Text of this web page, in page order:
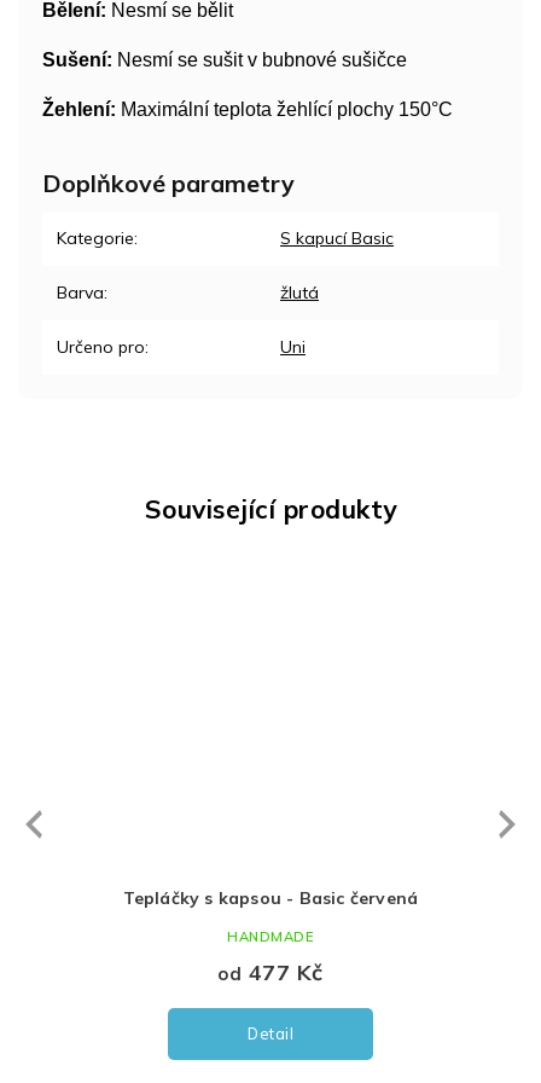
Související produkty
Tepláčky s kapsou - Basic červená
od 477 Kč
Detail
HANDMADE
Next
Bělení: Nesmí se bělit
Sušení: Nesmí se sušit v bubnové sušičce
Žehlení: Maximální teplota žehlící plochy 150°C
Doplňkové parametry
Kategorie: S kapucí Basic
Barva: žlutá
Určeno pro: Uni